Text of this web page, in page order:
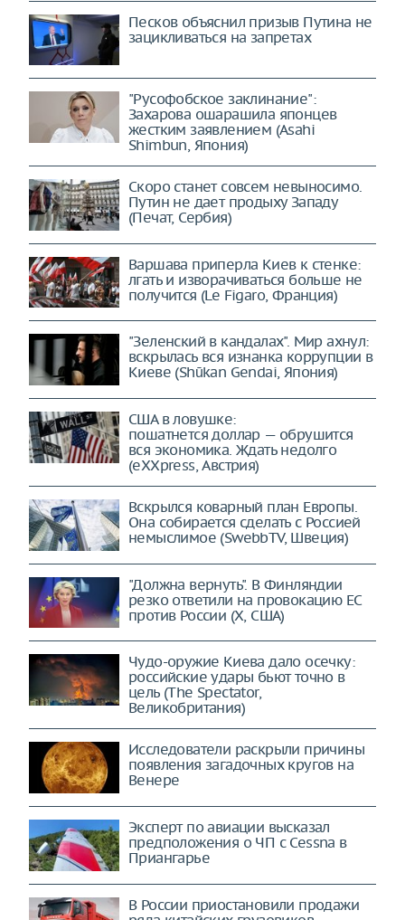
Песков объяснил призыв Путина не
зацикливаться на запретах
"Русофобское заклинание":
Захарова ошарашила японцев
жестким заявлением (Asahi
Shimbun, Япония)
Скоро станет совсем невыносимо.
Путин не дает продыху Западу
(Печат, Сербия)
Варшава приперла Киев к стенке:
лгать и изворачиваться больше не
получится (Le Figaro, Франция)
"Зеленский в кандалах". Мир ахнул:
вскрылась вся изнанка коррупции в
Киеве (Shūkan Gendai, Япония)
США в ловушке:
пошатнется доллар — обрушится
вся экономика. Ждать недолго
(eXXpress, Австрия)
Вскрылся коварный план Европы.
Она собирается сделать с Россией
немыслимое (SwebbTV, Швеция)
"Должна вернуть". В Финляндии
резко ответили на провокацию ЕС
против России (X, США)
Чудо-оружие Киева дало осечку:
российские удары бьют точно в
цель (The Spectator,
Великобритания)
Исследователи раскрыли причины
появления загадочных кругов на
Венере
Эксперт по авиации высказал
предположения о ЧП с Cessna в
Приангарье
В России приостановили продажи